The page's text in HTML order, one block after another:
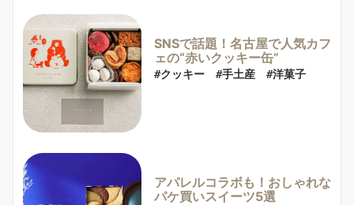
SNSで話題！名古屋で人気カフ
ェの“赤いクッキー缶”
#クッキー　#手土産　#洋菓子
アパレルコラボも！おしゃれな
パケ買いスイーツ5選